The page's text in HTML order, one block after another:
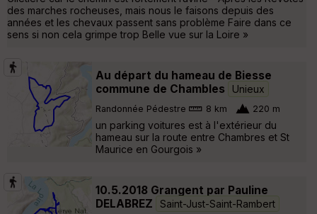
des marches rocheuses, mais nous le faisons depuis des
années et les chevaux passent sans problème Faire dans ce
sens si non cela grimpe trop Belle vue sur la Loire »
Au départ du hameau de Biesse
commune de Chambles
Unieux
Randonnée Pédestre 8 km 220 m
un parking voitures est à l'extérieur du
hameau sur la route entre Chambres et St
Maurice en Gourgois »
10.5.2018 Grangent par Pauline
DELABREZ
Saint-Just-Saint-Rambert